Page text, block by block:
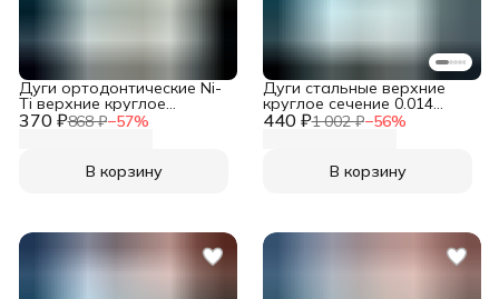
370 ₽868 ₽−57%
Дуги ортодонтические Ni-
Ti верхние круглое
сечение 0.016 10шт в
SuperElastic Square Upper
В корзину
440 ₽1 002 ₽−56%
Дуги стальные верхние
круглое сечение 0.014
10шт в упаковке для
steel Lower orthoform ovoid
В корзину